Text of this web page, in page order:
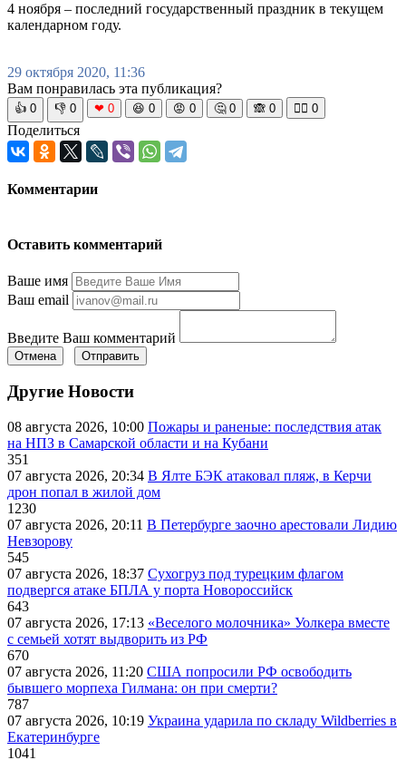
4 ноября – последний государственный праздник в текущем
календарном году.
29 октября 2020, 11:36
Вам понравилась эта публикация?
👍 0 👎 0 ❤ 0 😆 0 😡 0 🤔 0 🙈 0 🧘‍♀️ 0
Поделиться
Комментарии
Оставить комментарий
Ваше имя
Ваш email
Введите Ваш комментарий
Отмена Отправить
Другие Новости
08 августа 2026, 10:00 Пожары и раненые: последствия атак
на НПЗ в Самарской области и на Кубани
351
07 августа 2026, 20:34 В Ялте БЭК атаковал пляж, в Керчи
дрон попал в жилой дом
1230
07 августа 2026, 20:11 В Петербурге заочно арестовали Лидию
Невзорову
545
07 августа 2026, 18:37 Сухогруз под турецким флагом
подвергся атаке БПЛА у порта Новороссийск
643
07 августа 2026, 17:13 «Веселого молочника» Уолкера вместе
с семьей хотят выдворить из РФ
670
07 августа 2026, 11:20 США попросили РФ освободить
бывшего морпеха Гилмана: он при смерти?
787
07 августа 2026, 10:19 Украина ударила по складу Wildberries в
Екатеринбурге
1041